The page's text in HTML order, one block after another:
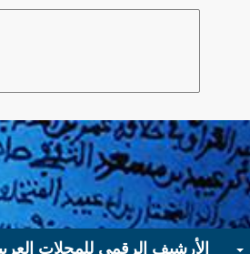
الأرشيف الرقمي للمجلات